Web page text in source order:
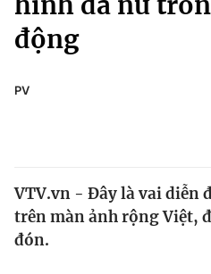
Xã hội
Pháp luật
Thế giới
Tin tức
Kinh tế
Truyền hình
Văn hóa - Giải trí
Y tế
động
PV
VTV.vn - Đây là vai diễn
trên màn ảnh rộng Việt,
đón.